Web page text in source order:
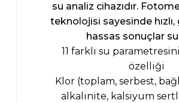
su analiz cihazıdır.
teknolojisi sayesinde
hassas sonuçlar
11 farklı su
özelliği
Klor (toplam, serbest,
alkalinite, kalsiyum